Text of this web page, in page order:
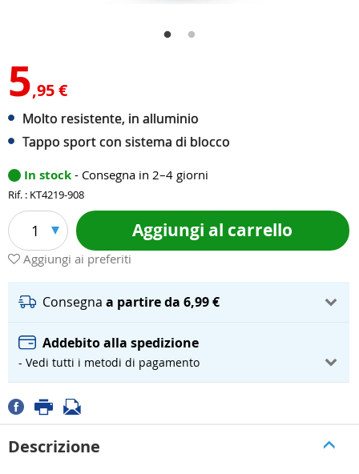
5,95 €
Molto resistente, in alluminio
Tappo sport con sistema di blocco
In stock - Consegna in 2–4 giorni
Rif. : KT4219-908
1 Aggiungi al carrello
Aggiungi ai preferiti
Consegna a partire da 6,99 €
Addebito alla spedizione
- Vedi tutti i metodi di pagamento
Descrizione